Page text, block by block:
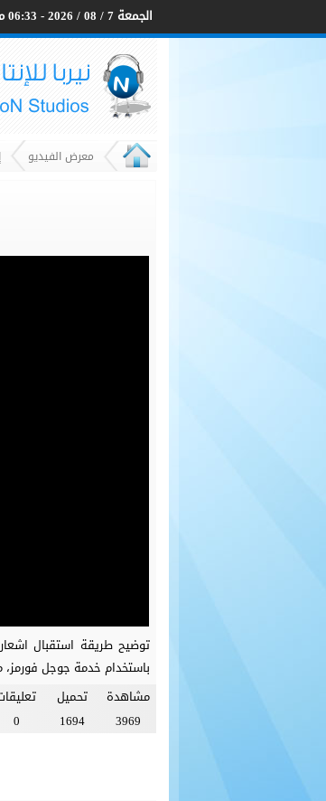
الجمعة 7 / 08 / 2026 - 06:33 مساءً
معرض الفيديو
توضيح طريقة استقبال
باستخدام خدمة جوجل
مشاهدة
تحميل
3969
1694
0